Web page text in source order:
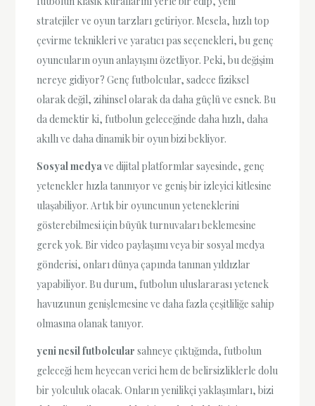
stratejiler ve oyun tarzları getiriyor. Mesela, hızlı top
çevirme teknikleri ve yaratıcı pas seçenekleri, bu genç
oyuncuların oyun anlayışını özetliyor. Peki, bu değişim
nereye gidiyor? Genç futbolcular, sadece fiziksel
olarak değil, zihinsel olarak da daha güçlü ve esnek. Bu
da demektir ki, futbolun geleceğinde daha hızlı, daha
akıllı ve daha dinamik bir oyun bizi bekliyor.
Sosyal medyave dijital platformlar sayesinde, genç
yetenekler hızla tanınıyor ve geniş bir izleyici kitlesine
ulaşabiliyor. Artık bir oyuncunun yeteneklerini
gösterebilmesi için büyük turnuvaları beklemesine
gerek yok. Bir video paylaşımı veya bir sosyal medya
gönderisi, onları dünya çapında tanınan yıldızlar
yapabiliyor. Bu durum, futbolun uluslararası yetenek
havuzunun genişlemesine ve daha fazla çeşitliliğe sahip
olmasına olanak tanıyor.
yeni nesil futbolcular sahneye çıktığında, futbolun
geleceği hem heyecan verici hem de belirsizliklerle dolu
bir yolculuk olacak. Onların yenilikçi yaklaşımları, bizi